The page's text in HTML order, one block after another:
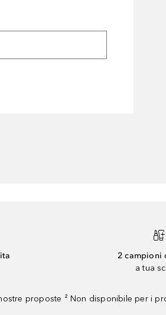
2 campioni
a tua
proposte ² Non disponibile per i